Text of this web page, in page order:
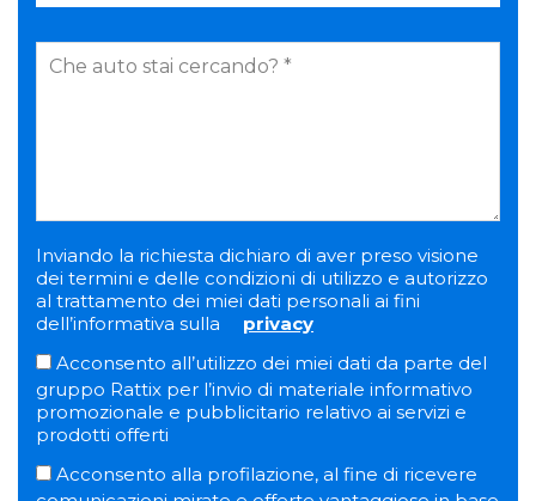
Inviando la richiesta dichiaro di aver preso visione
dei termini e delle condizioni di utilizzo e autorizzo
al trattamento dei miei dati personali ai fini
dell’informativa sulla
privacy
Acconsento all’utilizzo dei miei dati da parte del
gruppo Rattix per l’invio di materiale informativo
promozionale e pubblicitario relativo ai servizi e
prodotti offerti
Acconsento alla profilazione, al fine di ricevere